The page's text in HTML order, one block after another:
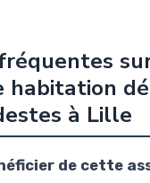
habitation
à Lille
de cette